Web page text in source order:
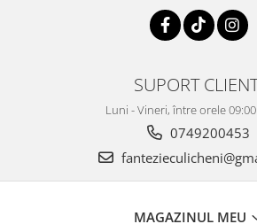
SUPORT
Luni - Vineri, între orele
0749200453
MAGAZINUL MEU